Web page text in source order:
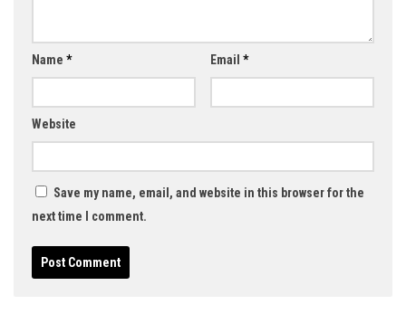
Name * Email *
Website
Save my name, email, and website in this browser for the
next time I comment.